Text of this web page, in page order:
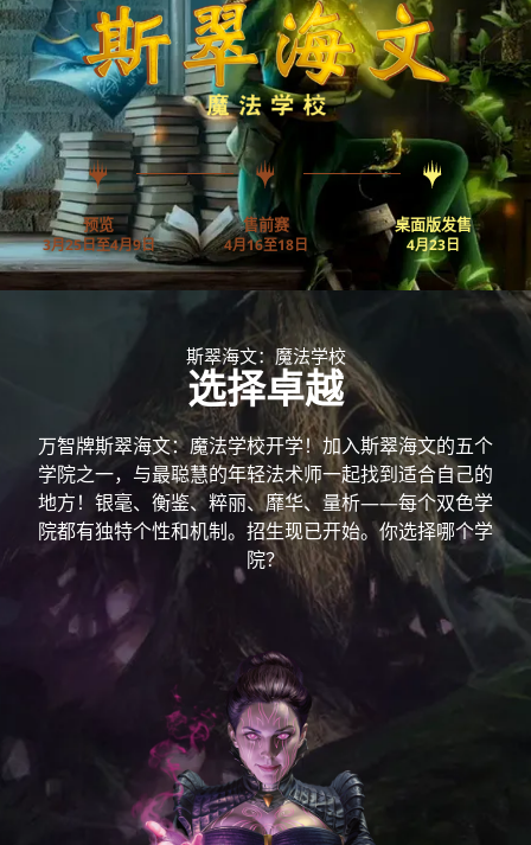
预览
3月25日至4月9日
售前赛
4月16至18日
桌面版发售
4月23日
斯翠海文：魔法学校
选择卓越
万智牌斯翠海文：魔法学校开学！加入斯翠海文的五个
学院之一，与最聪慧的年轻法术师一起找到适合自己的
地方！银毫、衡鉴、粹丽、靡华、量析——每个双色学
院都有独特个性和机制。招生现已开始。你选择哪个学
院？